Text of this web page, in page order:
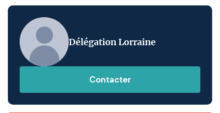
Délégation Lorraine
Contacter